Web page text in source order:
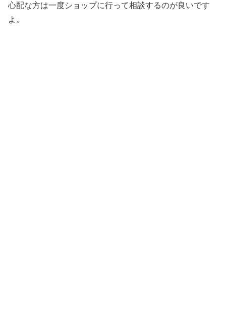
心配な方は一度ショップに行って相談するのが良いです
よ。